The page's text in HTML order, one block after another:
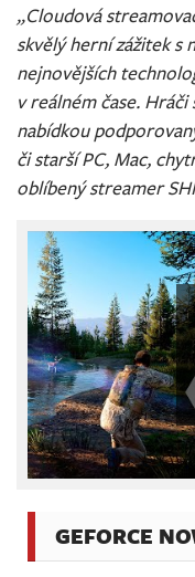
„Cloudová
skvělý herní zážitek s
nejnovějších
v reálném čase.
nabídkou
či starší PC, Mac,
oblíbený streamer
GEFORCE